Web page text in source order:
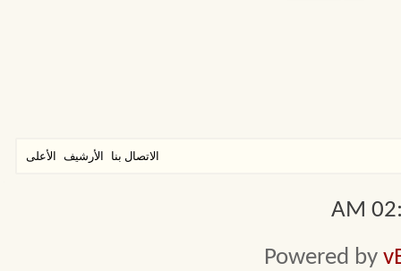
الاتصال بنا الأرشيف الأعلى
Powered by